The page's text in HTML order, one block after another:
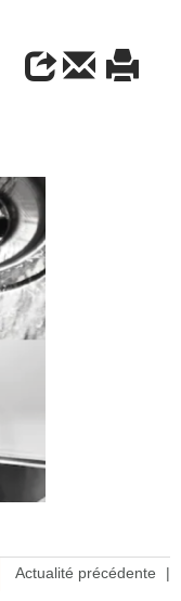
Actualité précédente |